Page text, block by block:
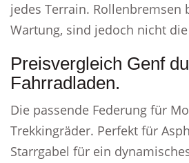
jedes Terrain. Rollenbremsen
Wartung, sind jedoch nicht
Preisvergleich Genf
Fahrradladen.
Die passende Federung für
Trekkingräder. Perfekt für
Starrgabel für ein